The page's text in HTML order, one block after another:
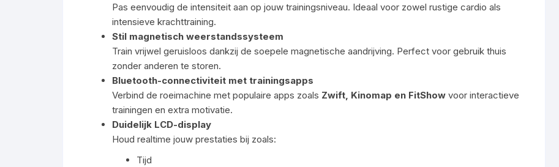
Pas eenvoudig de intensiteit aan op jouw trainingsniveau. Ideaal voor zowel rustige cardio als
intensieve krachttraining.
Stil magnetisch weerstandssysteem
Train vrijwel geruisloos dankzij de soepele magnetische aandrijving. Perfect voor gebruik thuis
zonder anderen te storen.
Bluetooth-connectiviteit met trainingsapps
Verbind de roeimachine met populaire apps zoals Zwift, Kinomap en FitShow voor interactieve
trainingen en extra motivatie.
Duidelijk LCD-display
Houd realtime jouw prestaties bij zoals:
Tijd